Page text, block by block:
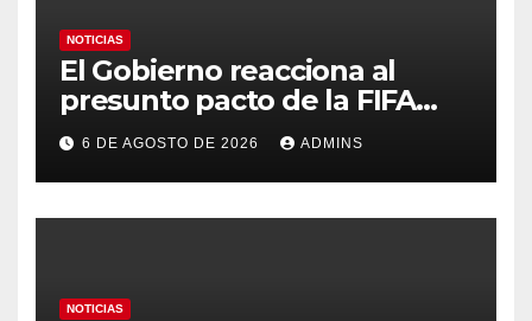
NOTICIAS
El Gobierno reacciona al
presunto pacto de la FIFA
con Marruecos para acoger la
final del Mundial 2030:
«Tiene que ser en España»
6 DE AGOSTO DE 2026 ADMINS
NOTICIAS